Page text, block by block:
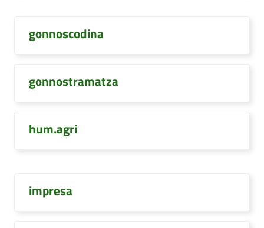
gonnoscodina
gonnostramatza
hum.agri
impresa